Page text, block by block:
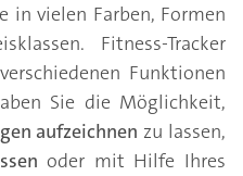
in vielen Farben, Formen
Fitness-Tracker
Funktionen
Sie die Möglichkeit,
aufzeichnen zu lassen,
oder mit Hilfe Ihres